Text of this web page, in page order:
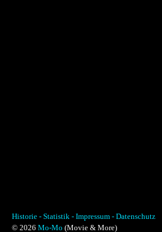
Historie - Statistik - Impressum - Datenschutz
© 2026 Mo-Mo (Movie & More)